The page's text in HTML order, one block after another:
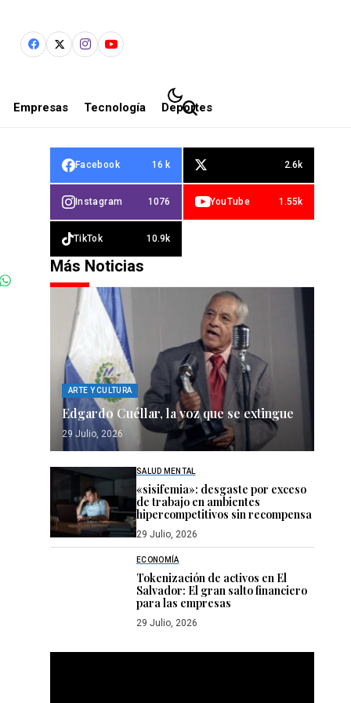
Empresas Tecnología Deportes
Facebook 16 k 2.6k
Instagram 1076 YouTube 1.55k
TikTok 10.9k
Más Noticias
ARTE Y CULTURA
Edgardo Cuéllar, la voz que se extingue
29 Julio, 2026
SALUD MENTAL
«sisifemia»: desgaste por exceso
de trabajo en ambientes
hipercompetitivos sin recompensa
29 Julio, 2026
ECONOMÍA
Tokenización de activos en El
Salvador: El gran salto financiero
para las empresas
29 Julio, 2026